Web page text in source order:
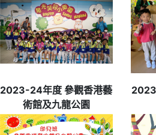
2023-24年度 參觀香港藝
術館及九龍公園